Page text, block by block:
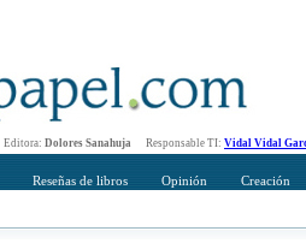
Editora: Dolores Sanahuja Responsable TI: Vidal Vidal
Reseñas de libros Opinión Creación